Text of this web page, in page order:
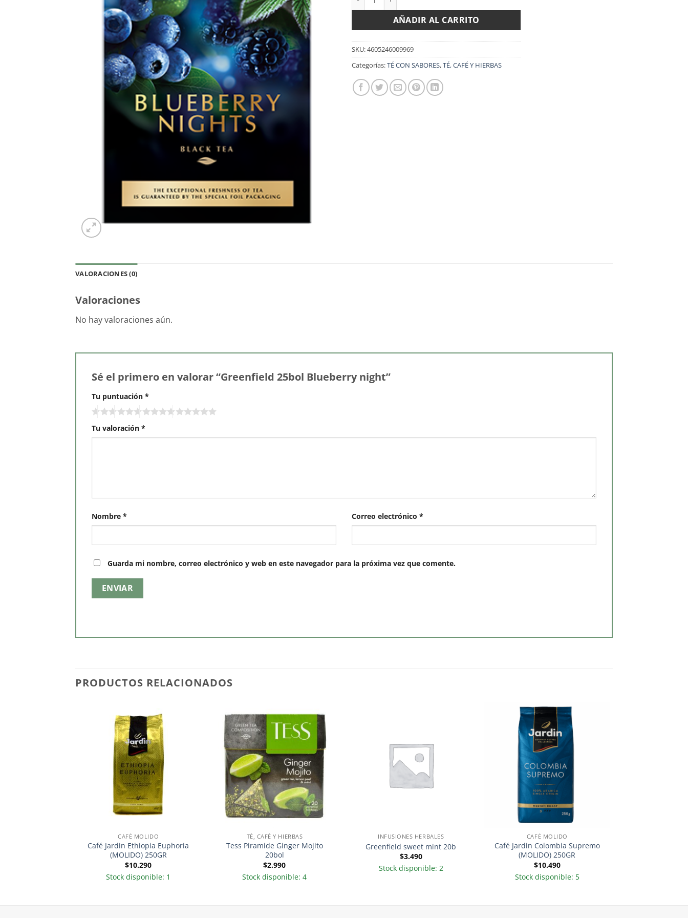
AÑADIR AL CARRITO
SKU:4605246009969
Categorías:TÉ CON SABORES,TÉ, CAFÉ Y HIERBAS
VALORACIONES (0)
Valoraciones
No hay valoraciones aún.
Sé el primero en valorar “Greenfield 25bol Blueberry night”
Tu puntuación *
Tu valoración *
Nombre * Correo electrónico *
Guarda mi nombre, correo electrónico y web en este navegador para la próxima vez que comente.
PRODUCTOS RELACIONADOS
CAFÉ MOLIDO
Café Jardin Ethiopia Euphoria
(MOLIDO) 250GR
$10.290
Stock disponible: 1
TÉ, CAFÉ Y HIERBAS
Tess Piramide Ginger Mojito
20bol
$2.990
Stock disponible: 4
INFUSIONES HERBALES
Greenfield sweet mint 20b
$3.490
Stock disponible: 2
CAFÉ MOLIDO
Café Jardin Colombia Supremo
(MOLIDO) 250GR
$10.490
Stock disponible: 5